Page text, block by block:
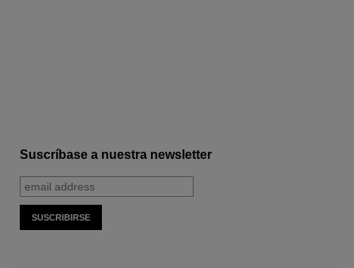
Suscríbase a nuestra newsletter